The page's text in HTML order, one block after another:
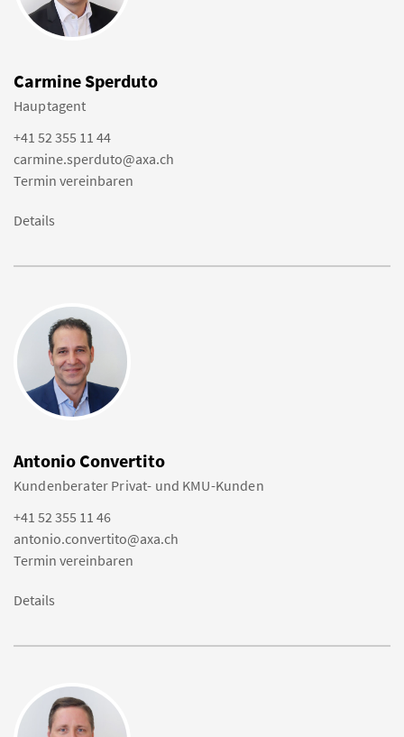
Carmine Sperduto
Hauptagent
+41 52 355 11 44
carmine.sperduto@axa.ch
Termin vereinbaren
Details
Antonio Convertito
Kundenberater Privat- und KMU-Kunden
+41 52 355 11 46
antonio.convertito@axa.ch
Termin vereinbaren
Details